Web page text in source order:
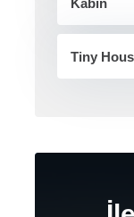
Tiny